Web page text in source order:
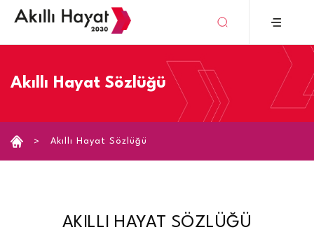
Akıllı Hayat Sözlüğü
Akıllı Hayat Sözlüğü
AKILLI HAYAT SÖZLÜĞÜ